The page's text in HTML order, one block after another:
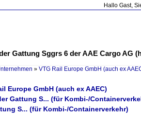
Hallo Gast,
Gattung Sggrs 6 der AAE Cargo AG
» VTG Rail Europe GmbH (auch ex
Europe GmbH (auch ex AAEC)
Gattung S... (für Kombi-/
S... (für Kombi-/Containerverkehr)